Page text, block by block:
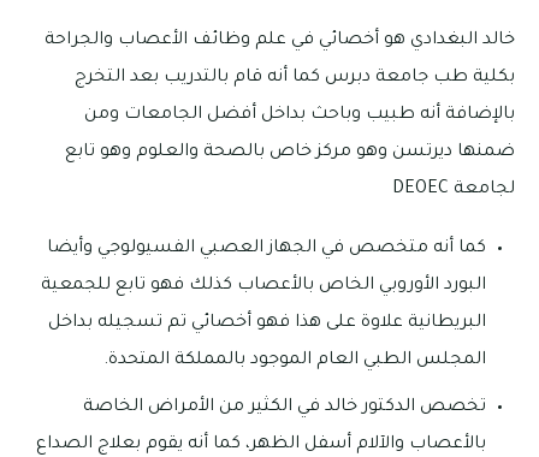
خالد البغدادي هو أخصائي في علم وظائف الأعصاب والجراحة
بكلية طب جامعة دبرس كما أنه قام بالتدريب بعد التخرج
بالإضافة أنه طبيب وباحث بداخل أفضل الجامعات ومن
ضمنها ديرتسن وهو مركز خاص بالصحة والعلوم وهو تابع
لجامعة DEOEC
كما أنه متخصص في الجهاز العصبي الفسيولوجي وأيضا
البورد الأوروبي الخاص بالأعصاب كذلك فهو تابع للجمعية
البريطانية علاوة على هذا فهو أخصائي تم تسجيله بداخل
المجلس الطبي العام الموجود بالمملكة المتحدة.
تخصص الدكتور خالد في الكثير من الأمراض الخاصة
بالأعصاب والآلام أسفل الظهر، كما أنه يقوم بعلاج الصداع